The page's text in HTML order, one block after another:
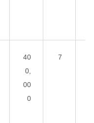
40
0,
00
0
7